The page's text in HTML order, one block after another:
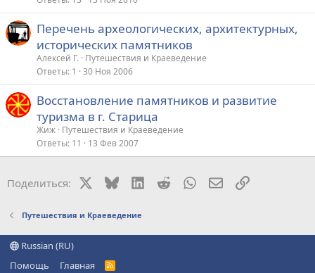
Перечень археологических, архитектурных,
исторических памятников
Алексей Г. Путешествия и Краеведение
Ответы 1 30 Ноя 2006
Восстановление памятников и развитие
туризма в г. Старица
Жиж Путешествия и Краеведение
Ответы 11 13 Фев 2007
Поделиться: BlueskyLinkedIn
RedditWhatsAppЭлектронная
Ссылка
Путешествия и Краеведение
Russian (RU)
Помощь
Главная
R